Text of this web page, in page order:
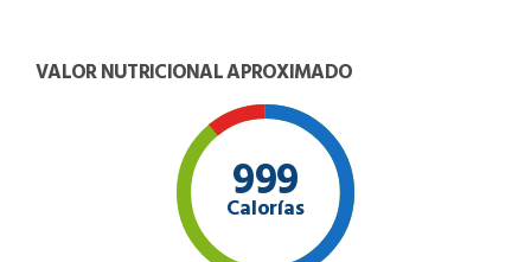
VALOR NUTRICIONAL APROXIMADO
999
Calorías